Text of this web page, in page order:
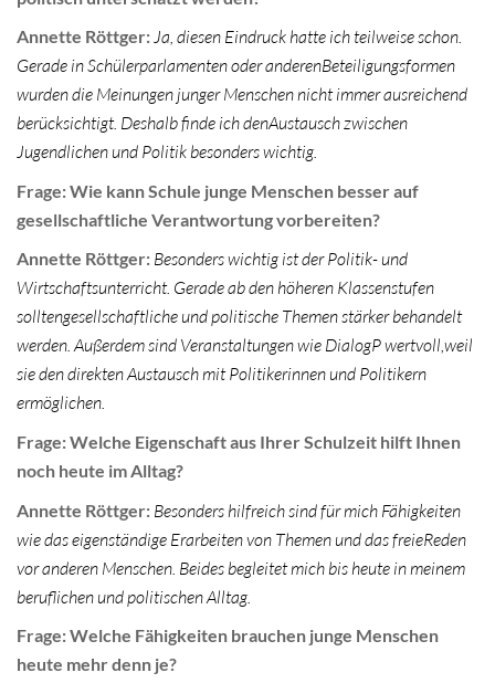
Annette Röttger:Ja, diesen Eindruck hatte ich teilweise schon.
Gerade in Schülerparlamenten oder anderenBeteiligungsformen
wurden die Meinungen junger Menschen nicht immer ausreichend
berücksichtigt. Deshalb finde ich denAustausch zwischen
Jugendlichen und Politik besonders wichtig.
Frage: Wie kann Schule junge Menschen besser auf
gesellschaftliche Verantwortung vorbereiten?
Annette Röttger: Besonders wichtig ist der Politik- und
Wirtschaftsunterricht. Gerade ab den höheren Klassenstufen
solltengesellschaftliche und politische Themen stärker behandelt
werden. Außerdem sind Veranstaltungen wie DialogP wertvoll,weil
sie den direkten Austausch mit Politikerinnen und Politikern
ermöglichen.
Frage: Welche Eigenschaft aus Ihrer Schulzeit hilft Ihnen
noch heute im Alltag?
Annette Röttger: Besonders hilfreich sind für mich Fähigkeiten
wie das eigenständige Erarbeiten von Themen und das freieReden
vor anderen Menschen. Beides begleitet mich bis heute in meinem
beruflichen und politischen Alltag.
Frage: Welche Fähigkeiten brauchen junge Menschen
heute mehr denn je?